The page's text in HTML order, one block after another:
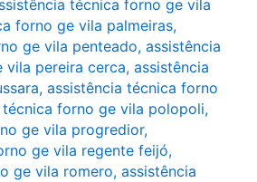
técnica forno ge vila
forno ge vila palmeiras,
ge vila penteado, assistência
vila pereira cerca, assistência
, assistência técnica forno
técnica forno ge vila polopoli,
ge vila progredior,
ge vila regente feijó,
ge vila romero, assistência